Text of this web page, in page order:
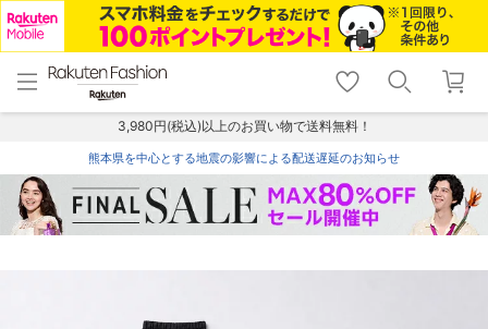
menu home
トップ
shopping_cart lock_outline
ログイン
3,980円(税込)以上のお買い物で送料無料！
熊本県を中心とする地震の影響による配送遅延のお知らせ